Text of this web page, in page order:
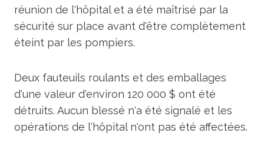
réunion de l'hôpital et a été maîtrisé par la
sécurité sur place avant d'être complètement
éteint par les pompiers.
Deux fauteuils roulants et des emballages
d'une valeur d'environ 120 000 $ ont été
détruits. Aucun blessé n'a été signalé et les
opérations de l'hôpital n'ont pas été affectées.